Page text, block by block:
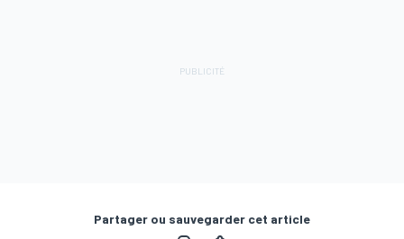
Partager ou sauvegarder cet article